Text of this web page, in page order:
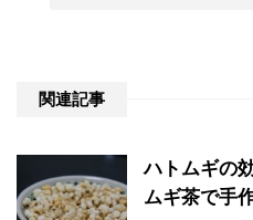
関連記事
ハトムギの
ムギ茶で手